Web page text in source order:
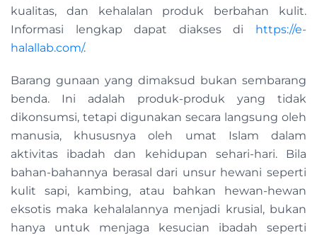
kualitas, dan kehalalan produk berbahan kulit.
Informasi lengkap dapat diakses di https://e-
halallab.com/.
Barang gunaan yang dimaksud bukan sembarang
benda. Ini adalah produk-produk yang tidak
dikonsumsi, tetapi digunakan secara langsung oleh
manusia, khususnya oleh umat Islam dalam
aktivitas ibadah dan kehidupan sehari-hari. Bila
bahan-bahannya berasal dari unsur hewani seperti
kulit sapi, kambing, atau bahkan hewan-hewan
eksotis maka kehalalannya menjadi krusial, bukan
hanya untuk menjaga kesucian ibadah seperti